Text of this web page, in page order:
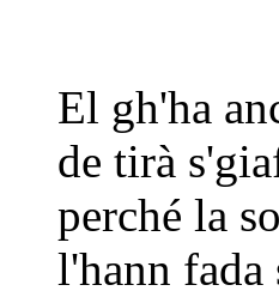
El gh'ha
de tirà
perché la
l'hann fada